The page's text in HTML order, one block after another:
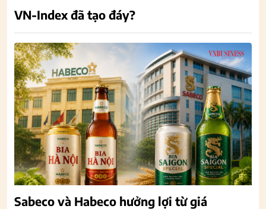
VN-Index đã tạo đáy?
Sabeco và Habeco hưởng lợi từ giá